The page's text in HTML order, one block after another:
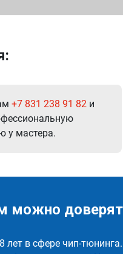
+7 831 238 91 82 и
у мастера.
можно
лет в сфере чип-